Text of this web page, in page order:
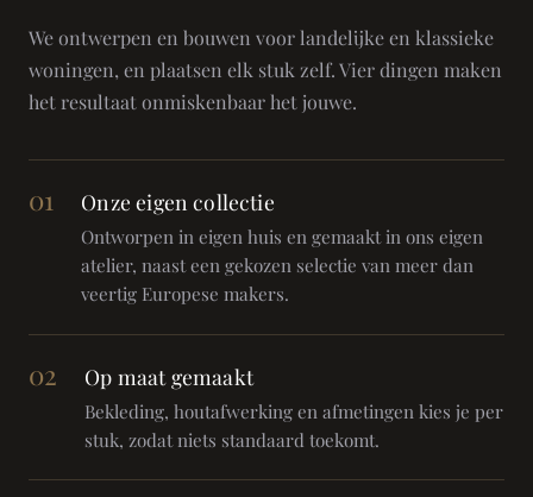
We ontwerpen en bouwen voor landelijke en klassieke
woningen, en plaatsen elk stuk zelf. Vier dingen maken
het resultaat onmiskenbaar het jouwe.
01 Onze eigen collectie
Ontworpen in eigen huis en gemaakt in ons eigen
atelier, naast een gekozen selectie van meer dan
veertig Europese makers.
02 Op maat gemaakt
Bekleding, houtafwerking en afmetingen kies je per
stuk, zodat niets standaard toekomt.